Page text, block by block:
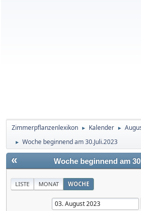
Zimmerpflanzenlexikon ► Kalender ►
► Woche beginnend am 30.Juli.2023
« Woche beginnend am
LISTE MONAT WOCHE